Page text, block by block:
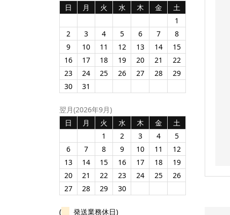
日
月 火 水 木 金
土
1
2
3 4 5 6 7
8
9
10 11 12 13 14
15
16
17 18 19 20 21
22
23
24 25 26 27 28
29
30
31
翌月(2026年9月)
日
月 火 水 木 金
土
1
2 3 4
5
6
7 8 9 10 11
12
13
14 15 16 17 18
19
20
21 22 23 24 25
26
27
28 29 30
( 発送業務休日)